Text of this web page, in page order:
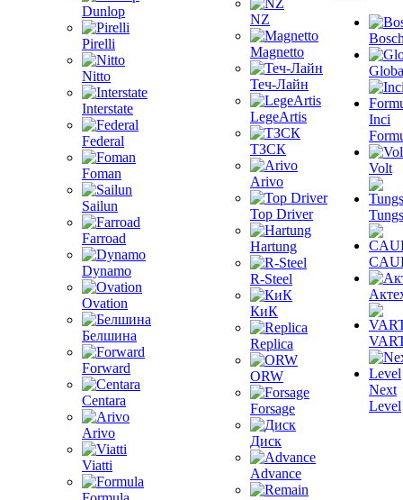
Dunlop
Pirelli
Nitto
Interstate
Federal
Foman
Sailun
Farroad
Dynamo
Ovation
Белшина
Forward
Centara
Arivo
Viatti
NZ
Magnetto
Теч-Лайн
LegeArtis
ТЗСК
Arivo
Top Driver
Hartung
R-Steel
КиК
Replica
ORW
Forsage
Диск
Advance
Inci
Volt
Next
Level